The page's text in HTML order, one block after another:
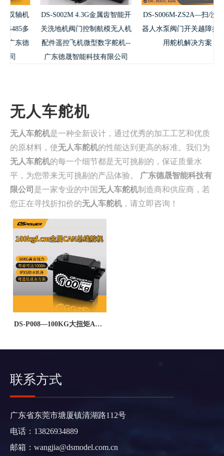
DS-S002M 4.3G金属齿智能开
关洗地机阀门控制航模无人机
配件遥控飞机微型数字舵机--
广东德晟智能科技有限公司
DS-S006M-ZS2A—扫/洗地机
器人水泵阀门开关越障抬升专
用舵机解决方案
无人车舵机
无人车舵机是一种全新设计，通过优秀的加工工艺和优质
的原材料，使无人车舵机的性能达到更高的标准。我们为
无人车舵机的每一个细节都是无可挑剔的，保证质量水
平，为您带来无可挑剔的产品体验。
广东德晟智能科技有
限公司 是一家专业的中国 无人车舵机制造商和供应商，若
您正在寻找折扣价的无人车舵机 ，请立即咨询！
DS-P008—100KG大扭矩AGV
联系方式
广东省东莞市塘厦镇清湖路112号
电话：13826934889
邮箱： wangjia@dsmodel.com.cn